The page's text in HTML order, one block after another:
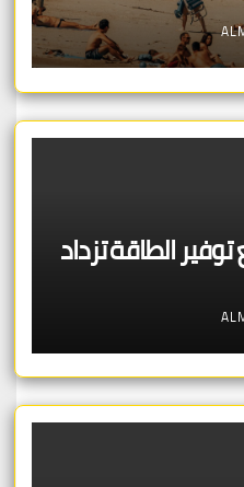
الطاقة تزداد